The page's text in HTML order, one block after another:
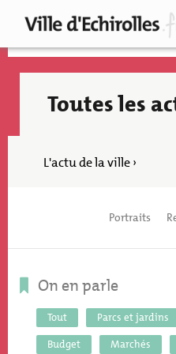
principal
Recherche
Toutes les
L'actu de la ville ›
Portraits
On en parle
Tout Parcs et jardins
Budget
Marchés